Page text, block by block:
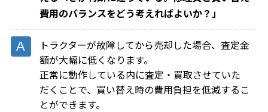
費用のバランスをどう考えればよいか？」
トラクターが故障してから売却した場合、査定金
額が大幅に低くなります。
正常に動作している内に査定・買取させていた
だくことで、買い替え時の費用負担を低減するこ
とができます。